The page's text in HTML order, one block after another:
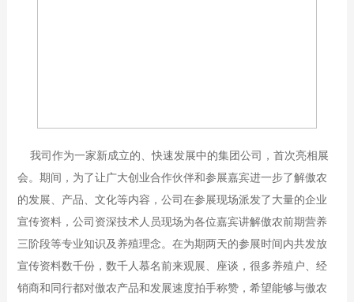
我司作为一家新成立的、快速发展中的集团公司，首次亮相展
会。期间，为了让广大创业合作伙伴和参展嘉宾进一步了解傲农
的发展、产品、文化等内容，公司在参展现场派发了大量的企业
宣传资料，公司资深技术人员现场为各位嘉宾讲解傲农前期营养
三阶段等专业知识及养殖理念。在为期两天的参展时间内共发放
宣传资料数千份，数千人慕名前来观展、座谈，很多养殖户、经
销商和同行都对傲农产品和发展速度拍手称赞，希望能够与傲农